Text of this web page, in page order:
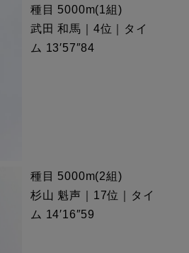
種目 5000m(1組)
武田 和馬｜4位｜タイ
ム 13′57″84
種目 5000m(2組)
杉山 魁声｜17位｜タイ
ム 14′16″59